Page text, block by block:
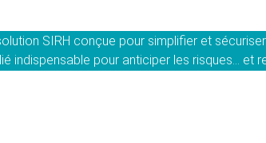
SIRH conçue pour simplifier et
indispensable pour anticiper les risques… et